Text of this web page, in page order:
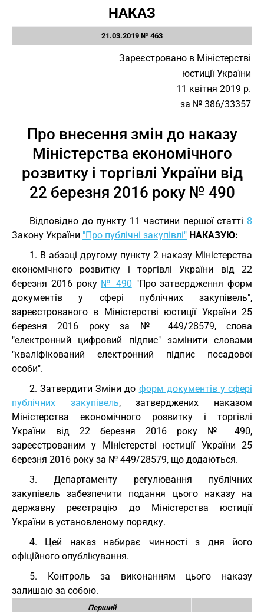
НАКАЗ
21.03.2019 № 463
Зареєстровано в Міністерстві
юстиції України
11 квітня 2019 р.
за № 386/33357
Про внесення змін до наказу
Міністерства економічного
розвитку і торгівлі України від
22 березня 2016 року № 490
Відповідно до пункту 11 частини першої статті 8
Закону України "Про публічні закупівлі" НАКАЗУЮ:
1. В абзаці другому пункту 2 наказу Міністерства
економічного розвитку і торгівлі України від 22
березня 2016 року № 490 "Про затвердження форм
документів у сфері публічних закупівель",
зареєстрованого в Міністерстві юстиції України 25
березня 2016 року за № 449/28579, слова
"електронний цифровий підпис" замінити словами
"кваліфікований електронний підпис посадової
особи".
2. Затвердити Зміни до форм документів у сфері
публічних закупівель, затверджених наказом
Міністерства економічного розвитку і торгівлі
України від 22 березня 2016 року № 490,
зареєстрованим у Міністерстві юстиції України 25
березня 2016 року за № 449/28579, що додаються.
3. Департаменту регулювання публічних
закупівель забезпечити подання цього наказу на
державну реєстрацію до Міністерства юстиції
України в установленому порядку.
4. Цей наказ набирає чинності з дня його
офіційного опублікування.
5. Контроль за виконанням цього наказу
залишаю за собою.
Перший